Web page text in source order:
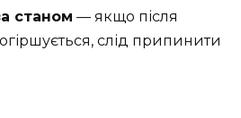
станом — якщо після
слід припинити